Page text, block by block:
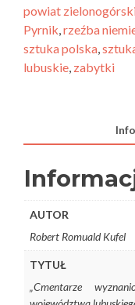
powiat
Pyrnik rzeźba
sztuka polska
lubuskie zabytki
AUTOR
Robert Romuald Kufel
TYTUŁ
„Cmentarze